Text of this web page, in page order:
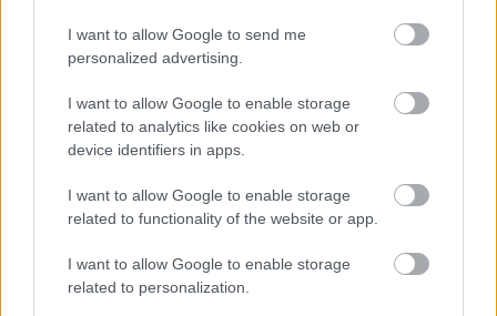
I want to allow Google to send me
personalized advertising.
I want to allow Google to enable storage
related to analytics like cookies on web or
device identifiers in apps.
I want to allow Google to enable storage
related to functionality of the website or app.
I want to allow Google to enable storage
related to personalization.
Manchester United
ELŐZŐ MÉRKŐZÉSEK
Támogasd adományoddal
a ManUtdFanatics.hu működését!